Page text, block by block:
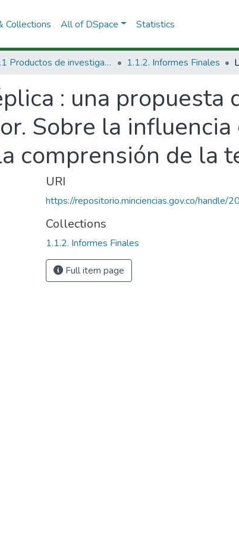
Collections All of DSpace Statistics
1.1 Productos de investigación 1.1.2. Informes Finales
: una propuesta
Sobre la
comprensión de la
URI
https://repositorio.minciencias.gov.co/
Collections
1.1.2. Informes Finales
Full item page